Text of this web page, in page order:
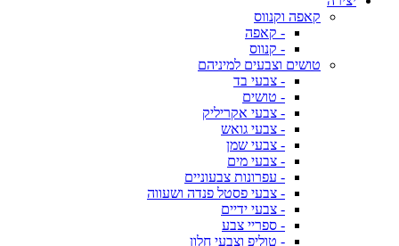
קאפה וקנווס
- קאפה
- קנווס
טושים וצבעים למיניהם
- צבעי בד
- טושים
- צבעי אקריליק
- צבעי גואש
- צבעי שמן
- צבעי מים
- עפרונות צבעוניים
- צבעי פסטל פנדה ושעווה
- צבעי ידיים
- ספריי צבע
- טוליפ וצבעי חלון